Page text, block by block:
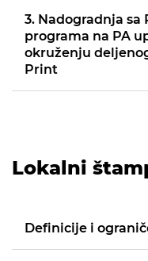
3. Nadogradnja sa
programa na PA
okruženju
Print
Lokalni
Definicije i